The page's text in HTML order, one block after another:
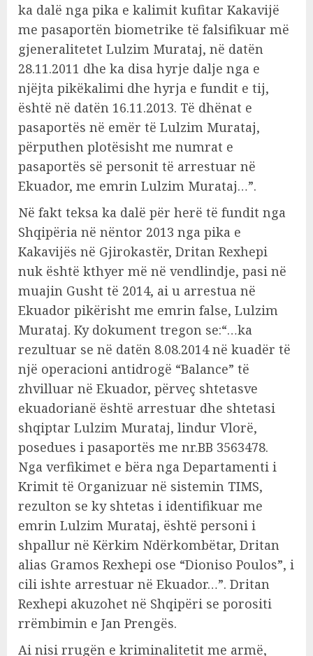
ka dalë nga pika e kalimit kufitar Kakavijë
me pasaportën biometrike të falsifikuar më
gjeneralitetet Lulzim Murataj, në datën
28.11.2011 dhe ka disa hyrje dalje nga e
njëjta pikëkalimi dhe hyrja e fundit e tij,
është në datën 16.11.2013. Të dhënat e
pasaportës në emër të Lulzim Murataj,
përputhen plotësisht me numrat e
pasaportës së personit të arrestuar në
Ekuador, me emrin Lulzim Murataj…”.
Në fakt teksa ka dalë për herë të fundit nga
Shqipëria në nëntor 2013 nga pika e
Kakavijës në Gjirokastër, Dritan Rexhepi
nuk është kthyer më në vendlindje, pasi në
muajin Gusht të 2014, ai u arrestua në
Ekuador pikërisht me emrin false, Lulzim
Murataj. Ky dokument tregon se:“…ka
rezultuar se në datën 8.08.2014 në kuadër të
një operacioni antidrogë “Balance” të
zhvilluar në Ekuador, përveç shtetasve
ekuadorianë është arrestuar dhe shtetasi
shqiptar Lulzim Murataj, lindur Vlorë,
posedues i pasaportës me nr.BB 3563478.
Nga verfikimet e bëra nga Departamenti i
Krimit të Organizuar në sistemin TIMS,
rezulton se ky shtetas i identifikuar me
emrin Lulzim Murataj, është personi i
shpallur në Kërkim Ndërkombëtar, Dritan
alias Gramos Rexhepi ose “Dioniso Poulos”, i
cili ishte arrestuar në Ekuador…”. Dritan
Rexhepi akuzohet në Shqipëri se porositi
rrëmbimin e Jan Prengës.
Ai nisi rrugën e kriminalitetit me armë,